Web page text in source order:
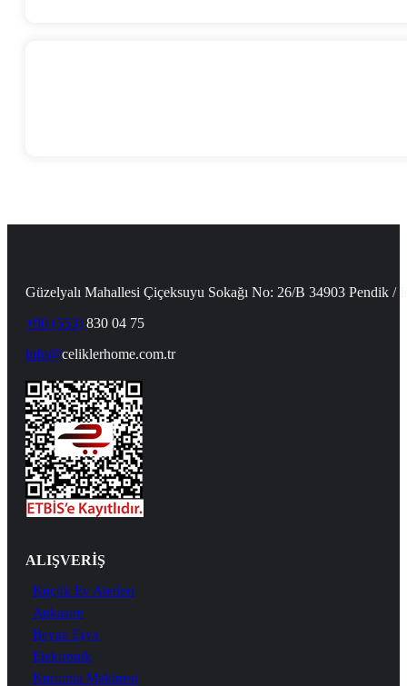
Güzelyalı Mahallesi Çiçeksuyu Sokağı No: 26/B 34903 Pendik /
+90 (553) 830 04 75
info@celiklerhome.com.tr
ALIŞVERİŞ
Küçük Ev Aletleri
Ankastre
Beyaz Eşya
Elektronik
Kurutma Makinesi